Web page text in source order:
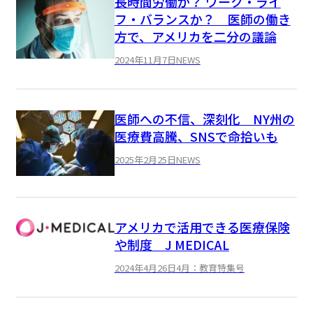
フ・バランスか？ 医師の働き
方で、アメリカを二分の議論
2024年11月7日NEWS
医師への不信、深刻化 NY州の
医療費高騰、SNSで命拾いも
2025年2月25日NEWS
アメリカで活用できる医療保険
や制度 J MEDICAL
2024年4月26日4月：教育特集号